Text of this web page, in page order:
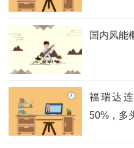
国内风能
福瑞达
50%，多